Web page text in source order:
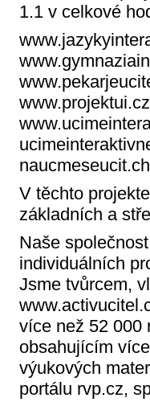
1.1 v celkové
www.projektui.cz
V těchto
základních a
Naše
individuálních
Jsme tvůrcem,
více než 52 000
obsahujícím
výukových
portálu rvp.cz,